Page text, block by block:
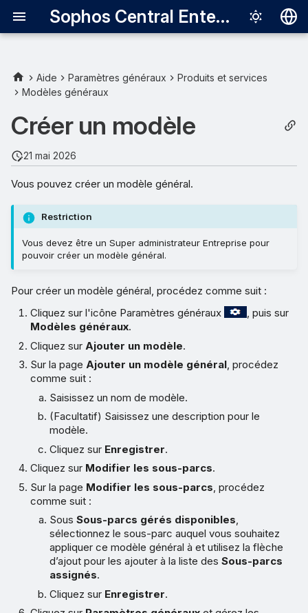
Sophos Central Enterprise
English
中文（繁體）
Aide Paramètres généraux
Produits et services
Modèles généraux
Créer un modèle
21 mai 2026
Vous pouvez créer un modèle général.
Restriction
Vous devez être un Super administrateur Entreprise pour
pouvoir créer un modèle général.
Pour créer un modèle général, procédez comme suit :
Cliquez sur l'icône Paramètres généraux
, puis sur
Modèles généraux.
Cliquez sur Ajouter un modèle.
Sur la pageAjouter un modèle général, procédez
comme suit :
Saisissez un nom de modèle.
(Facultatif) Saisissez une description pour le
modèle.
Cliquez sur Enregistrer.
Cliquez sur Modifier les sous-parcs.
Sur la page Modifier les sous-parcs , procédez
comme suit :
SousSous-parcs gérés disponibles,
sélectionnez le sous-parc auquel vous souhaitez
appliquer ce modèle général à et utilisez la flèche
d’ajout pour les ajouter à la liste desSous-parcs
assignés.
Cliquez sur Enregistrer.